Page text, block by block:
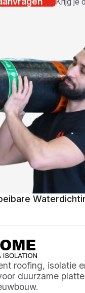
Krijg je
roofing, isolatie
duurzame